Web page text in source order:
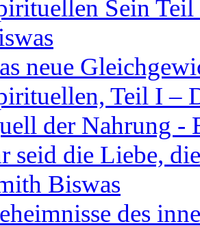
Sein
neue
Teil I –
der Nahrung -
seid die Liebe,
Biswas
des